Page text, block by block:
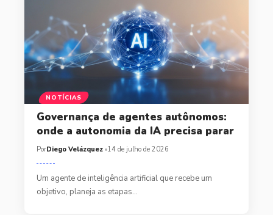
NOTÍCIAS
Governança de agentes autônomos:
onde a autonomia da IA precisa parar
PorDiego Velázquez 14 de julho de 2026
Um agente de inteligência artificial que recebe um
objetivo, planeja as etapas…